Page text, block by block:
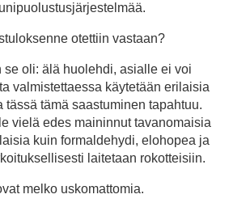
otettiin vastaan?
se oli: älä huolehdi, asialle ei voi
valmistettaessa käytetään erilaisia
tässä tämä saastuminen tapahtuu.
vielä edes maininnut tavanomaisia
kuin formaldehydi, elohopea ja
laitetaan rokotteisiin.
melko uskomattomia.